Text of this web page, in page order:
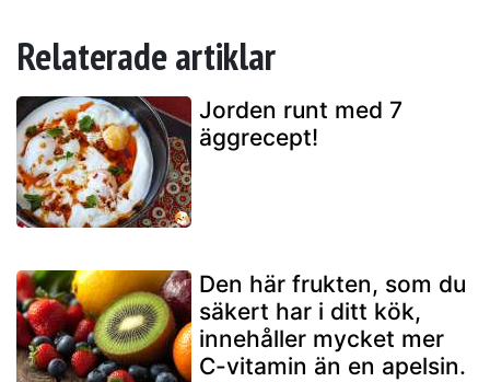
Relaterade artiklar
Jorden runt med 7
äggrecept!
Den här frukten, som du
säkert har i ditt kök,
innehåller mycket mer
C-vitamin än en apelsin.